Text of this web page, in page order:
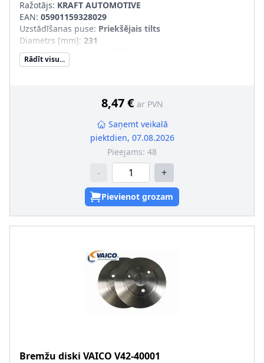
Ražotājs: KRAFT AUTOMOTIVE
EAN: 05901159328029
Uzstādīšanas puse: Priekšējais tilts
Diametrs [mm]: 231
Bremžu diska tips
Bremžu diska biezums [mm]
:K6046640
Rādīt visu...
8,47 € ar PVN
Saņemt veikalā
piektdien, 07.08.2026
Pieejams: 48
- +
Pievienot grozam
Bremžu diski VAICO V42-40001